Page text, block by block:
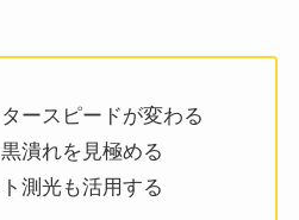
ースピードが変わる
潰れを見極める
測光も活用する